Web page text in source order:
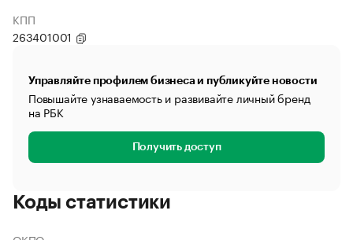
КПП
263401001
Управляйте профилем бизнеса и публикуйте новости
Повышайте узнаваемость и развивайте личный бренд
на РБК
Получить доступ
Коды статистики